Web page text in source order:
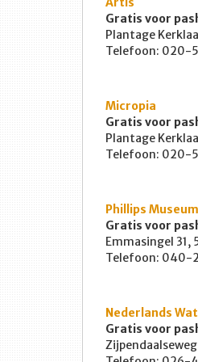
Gratis voor
Plantage
Telefoon: 020-
Micropia
Gratis voor
Plantage
Telefoon: 020-
Phillips Museum
Gratis voor
Emmasingel 31,
Telefoon: 040-
Nederlands
Gratis voor